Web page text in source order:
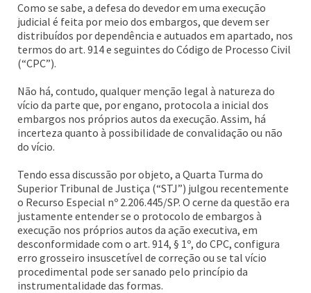
Como se sabe, a defesa do devedor em uma execução
judicial é feita por meio dos embargos, que devem ser
distribuídos por dependência e autuados em apartado, nos
termos do art. 914 e seguintes do Código de Processo Civil
(“CPC”).
Não há, contudo, qualquer menção legal à natureza do
vício da parte que, por engano, protocola a inicial dos
embargos nos próprios autos da execução. Assim, há
incerteza quanto à possibilidade de convalidação ou não
do vício.
Tendo essa discussão por objeto, a Quarta Turma do
Superior Tribunal de Justiça (“STJ”) julgou recentemente
o Recurso Especial nº 2.206.445/SP. O cerne da questão era
justamente entender se o protocolo de embargos à
execução nos próprios autos da ação executiva, em
desconformidade com o art. 914, § 1º, do CPC, configura
erro grosseiro insuscetível de correção ou se tal vício
procedimental pode ser sanado pelo princípio da
instrumentalidade das formas.